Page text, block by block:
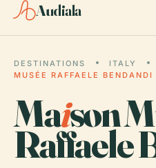
Audiala
DESTINATIONS ITALY
MUSÉE RAFFAELE BENDANDI
Maison
Raffaele